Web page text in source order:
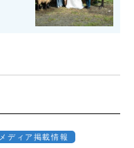
メディア掲載情報